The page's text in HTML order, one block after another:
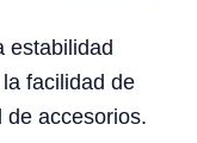
estabilidad
facilidad de
de accesorios.